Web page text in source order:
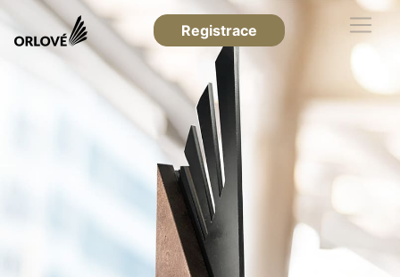
Registrace